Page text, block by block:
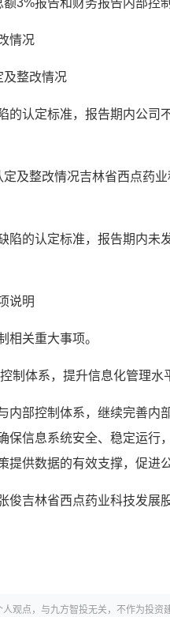
3%报告和财务报告内部控
情况
及整改情况
的认定标准，报告期内公司
及整改情况吉林省西点药
陷的认定标准，报告期内未
说明
相关重大事项。
制体系，提升信息化管理水
内部控制体系，继续完善内
保信息系统安全、稳定运行
提供数据的有效支撑，促进
俊吉林省西点药业科技发展
观点，与九方智投无关，不作为投